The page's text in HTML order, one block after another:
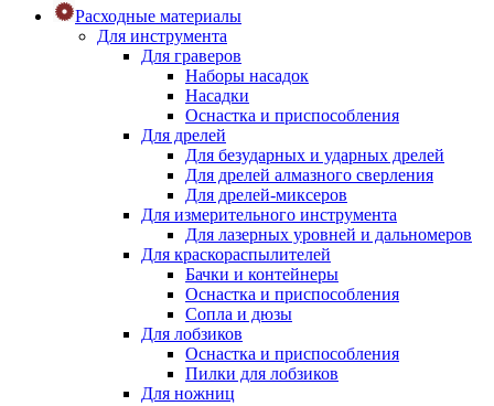
Расходные материалы
Для инструмента
Для граверов
Наборы насадок
Насадки
Оснастка и приспособления
Для дрелей
Для безударных и ударных дрелей
Для дрелей алмазного сверления
Для дрелей-миксеров
Для измерительного инструмента
Для лазерных уровней и дальномеров
Для краскораспылителей
Бачки и контейнеры
Оснастка и приспособления
Сопла и дюзы
Для лобзиков
Оснастка и приспособления
Пилки для лобзиков
Для ножниц